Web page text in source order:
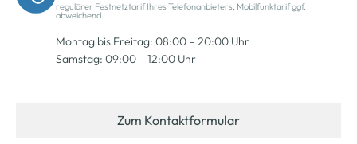
regulärer Festnetztarif Ihres Telefonanbieters, Mobilfunktarif ggf.
abweichend.
Montag bis Freitag: 08:00 – 20:00 Uhr
Samstag: 09:00 – 12:00 Uhr
Zum Kontaktformular